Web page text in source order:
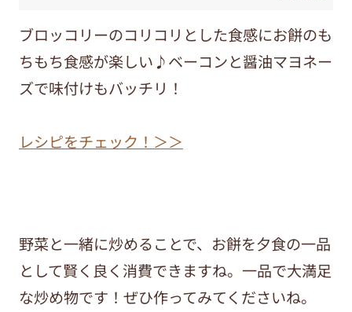
ブロッコリーのコリコリとした食感にお餅のも
ちもち食感が楽しい♪ベーコンと醤油マヨネー
ズで味付けもバッチリ！
レシピをチェック！＞＞
野菜と一緒に炒めることで、お餅を夕食の一品
として賢く良く消費できますね。一品で大満足
な炒め物です！ぜひ作ってみてくださいね。